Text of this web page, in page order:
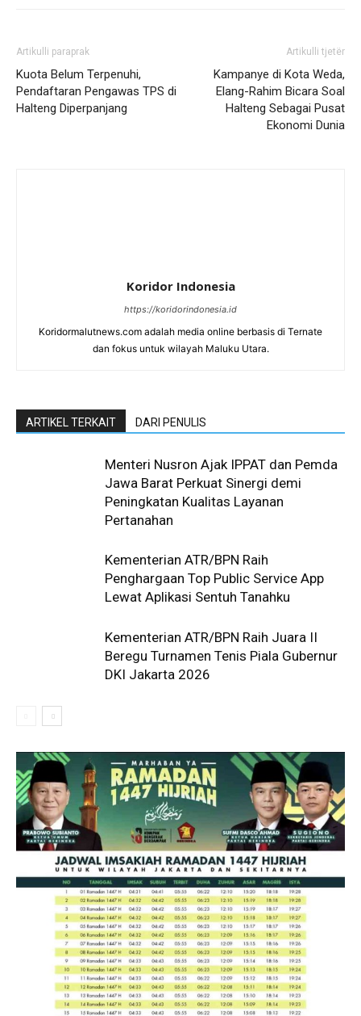
Artikulli paraprak
Kuota Belum Terpenuhi,
Pendaftaran Pengawas TPS di
Halteng Diperpanjang
Artikulli tjetër
Kampanye di Kota Weda,
Elang-Rahim Bicara Soal
Halteng Sebagai Pusat
Ekonomi Dunia
Koridor Indonesia
https://koridorindonesia.id
Koridormalutnews.com adalah media online berbasis di Ternate
dan fokus untuk wilayah Maluku Utara.
ARTIKEL TERKAIT DARI PENULIS
Menteri Nusron Ajak IPPAT dan Pemda
Jawa Barat Perkuat Sinergi demi
Peningkatan Kualitas Layanan
Pertanahan
Kementerian ATR/BPN Raih
Penghargaan Top Public Service App
Lewat Aplikasi Sentuh Tanahku
Kementerian ATR/BPN Raih Juara II
Beregu Turnamen Tenis Piala Gubernur
DKI Jakarta 2026